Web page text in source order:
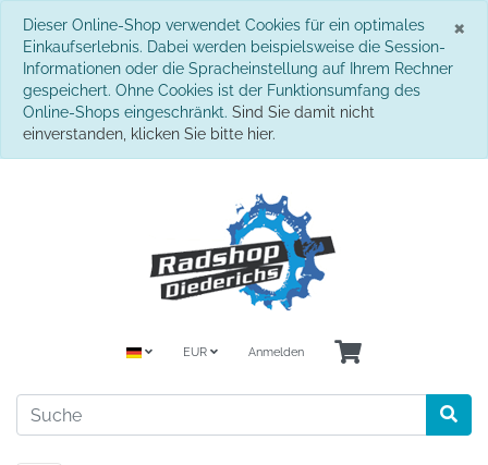
×
Dieser Online-Shop verwendet Cookies für ein optimales
Einkaufserlebnis. Dabei werden beispielsweise die Session-
Informationen oder die Spracheinstellung auf Ihrem Rechner
gespeichert. Ohne Cookies ist der Funktionsumfang des
Online-Shops eingeschränkt. Sind Sie damit nicht
einverstanden, klicken Sie bitte hier.
EUR Anmelden